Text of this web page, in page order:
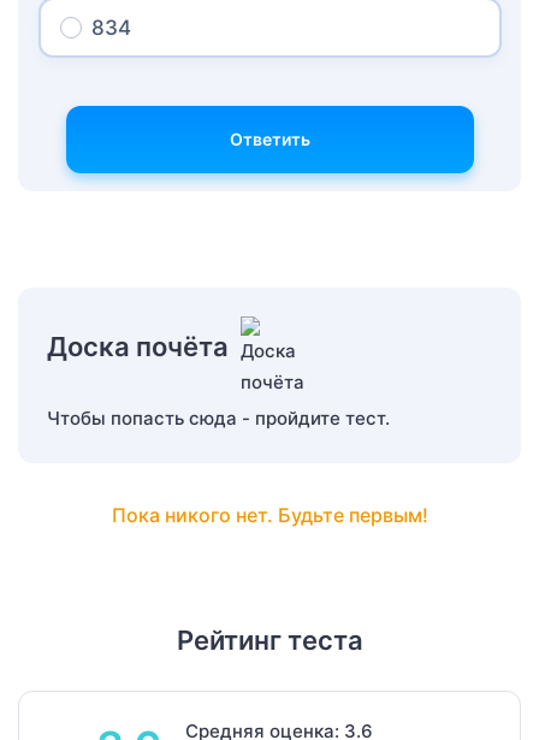
834
Ответить
Доска почёта
Чтобы попасть сюда - пройдите тест.
Пока никого нет. Будьте первым!
Рейтинг теста
Средняя оценка: 3.6